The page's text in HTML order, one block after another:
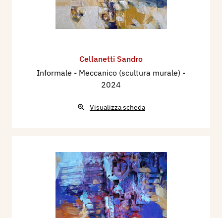
Cellanetti Sandro
Informale - Meccanico (scultura murale) -
2024
Visualizza scheda